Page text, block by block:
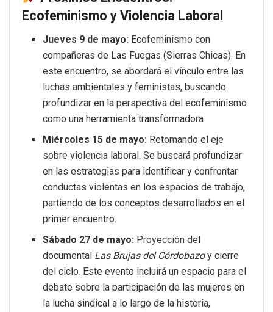
Ecofeminismo y Violencia Laboral
Jueves 9 de mayo: Ecofeminismo con
compañeras de Las Fuegas (Sierras Chicas). En
este encuentro, se abordará el vínculo entre las
luchas ambientales y feministas, buscando
profundizar en la perspectiva del ecofeminismo
como una herramienta transformadora.
Miércoles 15 de mayo: Retomando el eje
sobre violencia laboral. Se buscará profundizar
en las estrategias para identificar y confrontar
conductas violentas en los espacios de trabajo,
partiendo de los conceptos desarrollados en el
primer encuentro.
Sábado 27 de mayo: Proyección del
documental Las Brujas del Córdobazoy cierre
del ciclo. Este evento incluirá un espacio para el
debate sobre la participación de las mujeres en
la lucha sindical a lo largo de la historia,